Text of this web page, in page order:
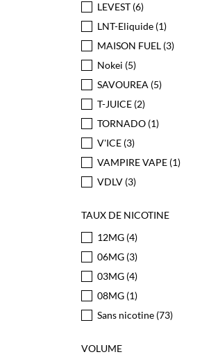
LEVEST (6)
LNT-Eliquide (1)
MAISON FUEL (3)
Nokei (5)
SAVOUREA (5)
T-JUICE (2)
TORNADO (1)
V'ICE (3)
VAMPIRE VAPE (1)
VDLV (3)
TAUX DE NICOTINE
12MG (4)
06MG (3)
03MG (4)
08MG (1)
Sans nicotine (73)
VOLUME